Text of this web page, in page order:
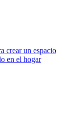
crear un espacio
en el hogar